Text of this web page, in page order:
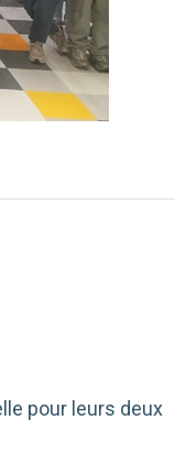
pour leurs deux